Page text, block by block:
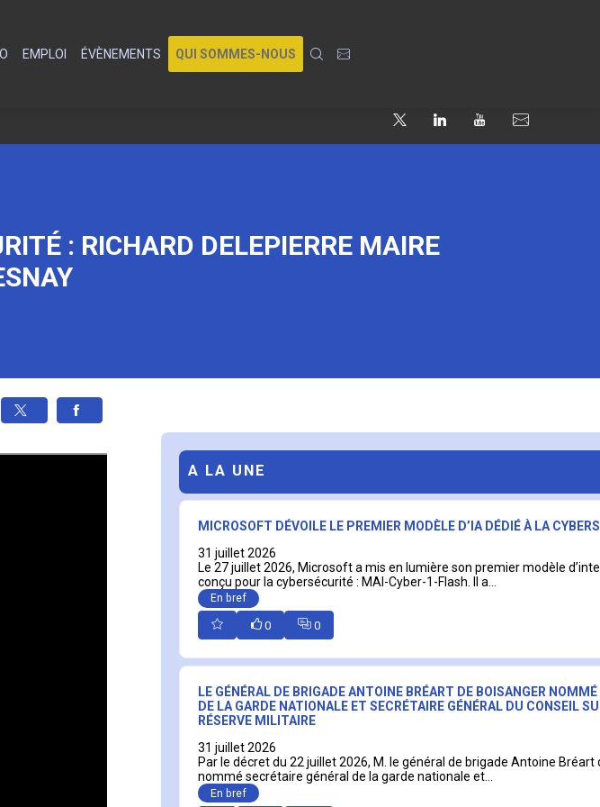
EMPLOI ÉVÈNEMENTS QUI SOMMES-NOUS
: RICHARD DELEPIERRE MAIRE
A LA UNE
MICROSOFT DÉVOILE LE PREMIER MODÈLE D’IA DÉDIÉ À LA
31 juillet 2026
Le 27 juillet 2026, Microsoft a mis en lumière son premier modèle
conçu pour la cybersécurité : MAI-Cyber-1-Flash. Il a...
En bref
0 0
LE GÉNÉRAL DE BRIGADE ANTOINE BRÉART DE BOISANGER
DE LA GARDE NATIONALE ET SECRÉTAIRE GÉNÉRAL DU CONSEIL
RÉSERVE MILITAIRE
31 juillet 2026
Par le décret du 22 juillet 2026, M. le général de brigade Antoine Bréart
nommé secrétaire général de la garde nationale et...
En bref